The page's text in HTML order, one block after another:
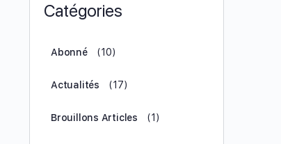
Catégories
Abonné (10)
Actualités (17)
Brouillons Articles (1)